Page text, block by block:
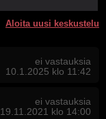
Aloita uusi keskustelu
ei vastauksia
10.1.2025 klo 11:42
ei vastauksia
19.11.2021 klo 14:00